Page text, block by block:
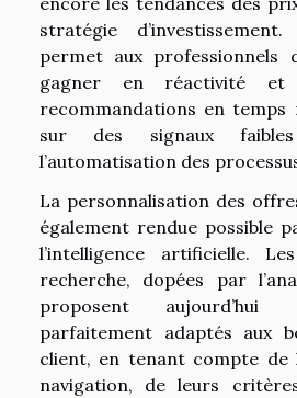
stratégie
permet aux professionnels
gagner en réactivité et
recommandations en temps
sur des signaux
l’automatisation des
La personnalisation des
également rendue possible
l’intelligence artificielle.
recherche, dopées par
proposent aujourd’hui
parfaitement adaptés aux
client, en tenant compte de
navigation, de leurs